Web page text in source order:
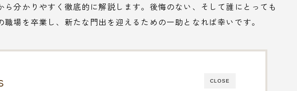
ら分かりやすく徹底的に解説します。後悔のない、そして誰にとっても
場を卒業し、新たな門出を迎えるための一助となれば幸いです。
CLOSE